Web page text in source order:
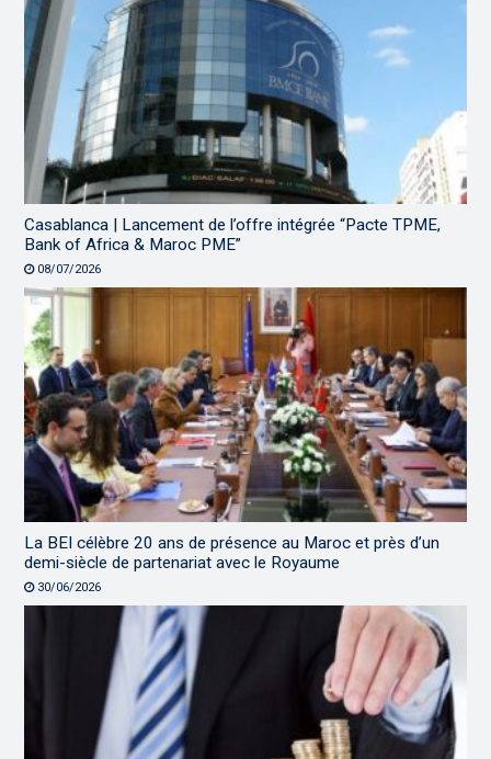
Casablanca | Lancement de l’offre intégrée “Pacte TPME,
Bank of Africa & Maroc PME”
08/07/2026
La BEI célèbre 20 ans de présence au Maroc et près d’un
demi-siècle de partenariat avec le Royaume
30/06/2026